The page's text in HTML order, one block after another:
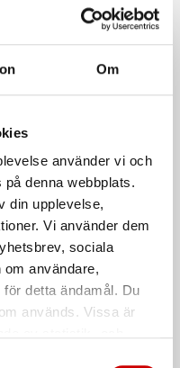
Om
använder vi och
denna webbplats.
din upplevelse,
Vi använder dem
sociala
användare,
detta ändamål. Du
används. Vissa är
Rördelar Serie 2000
Y-rör 2043
serie 2000